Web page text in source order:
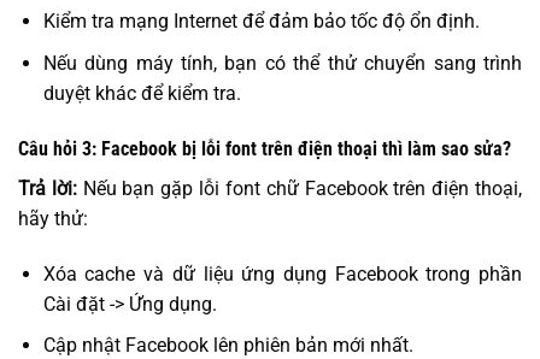
Kiểm tra mạng Internet để đảm bảo tốc độ ổn định.
Nếu dùng máy tính, bạn có thể thử chuyển sang trình
duyệt khác để kiểm tra.
Câu hỏi 3: Facebook bị lỗi font trên điện thoại thì làm sao sửa?
Trả lời: Nếu bạn gặp lỗi font chữ Facebook trên điện thoại,
hãy thử:
Xóa cache và dữ liệu ứng dụng Facebook trong phần
Cài đặt -> Ứng dụng.
Cập nhật Facebook lên phiên bản mới nhất.